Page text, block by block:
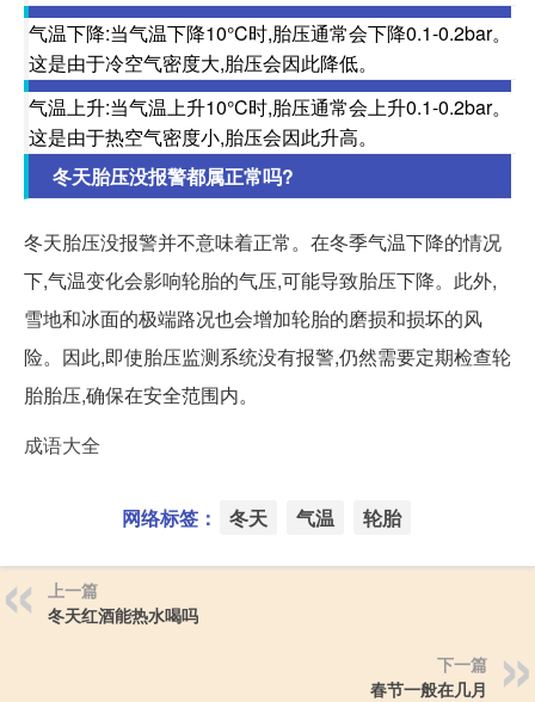
气温下降:当气温下降10°C时,胎压通常会下降0.1-0.2bar。
这是由于冷空气密度大,胎压会因此降低。
气温上升:当气温上升10°C时,胎压通常会上升0.1-0.2bar。
这是由于热空气密度小,胎压会因此升高。
冬天胎压没报警都属正常吗?
冬天胎压没报警并不意味着正常。在冬季气温下降的情况
下,气温变化会影响轮胎的气压,可能导致胎压下降。此外,
雪地和冰面的极端路况也会增加轮胎的磨损和损坏的风
险。因此,即使胎压监测系统没有报警,仍然需要定期检查轮
胎胎压,确保在安全范围内。
成语大全
网络标签： 冬天 气温 轮胎
上一篇
冬天红酒能热水喝吗
下一篇
春节一般在几月